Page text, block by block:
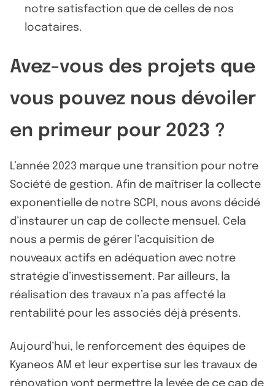
notre satisfaction que de celles de nos
locataires.
Avez-vous des projets que
vous pouvez nous dévoiler
en primeur pour 2023 ?
L’année 2023 marque une transition pour notre
Société de gestion. Afin de maîtriser la collecte
exponentielle de notre SCPI, nous avons décidé
d’instaurer un cap de collecte mensuel. Cela
nous a permis de gérer l’acquisition de
nouveaux actifs en adéquation avec notre
stratégie d’investissement. Par ailleurs, la
réalisation des travaux n’a pas affecté la
rentabilité pour les associés déjà présents.
Aujourd’hui, le renforcement des équipes de
Kyaneos AM et leur expertise sur les travaux de
rénovation vont permettre la levée de ce cap de